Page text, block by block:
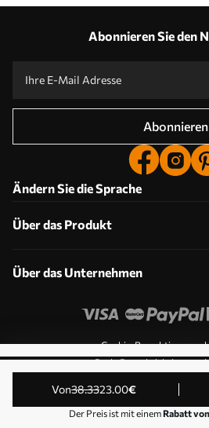
von38.3323.00€
Der Preis ist mit einemRabatt
Abonnieren Sie den
Abonnieren
Ändern Sie die Sprache
Über das Produkt
Über das Unternehmen
Cookie-Berechtigungen
Push-
© 2011-2026 Uwalls . Alle Rechte
von KLW Sp. z o.o. VAT ID: